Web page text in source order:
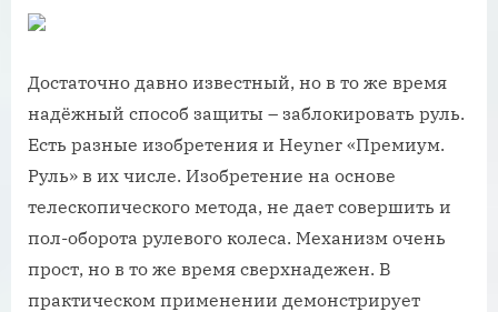
Достаточно давно известный, но в то же время
надёжный способ защиты – заблокировать руль.
Есть разные изобретения и Heyner «Премиум.
Руль» в их числе. Изобретение на основе
телескопического метода, не дает совершить и
пол-оборота рулевого колеса. Механизм очень
прост, но в то же время сверхнадежен. В
практическом применении демонстрирует